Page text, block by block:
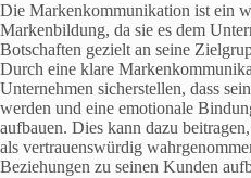
Die Markenkommunikation ist ein
Markenbildung, da sie es dem
Botschaften gezielt an seine
Durch eine klare
Unternehmen sicherstellen, dass
werden und eine emotionale
aufbauen. Dies kann dazu
als vertrauenswürdig
Beziehungen zu seinen Kunden